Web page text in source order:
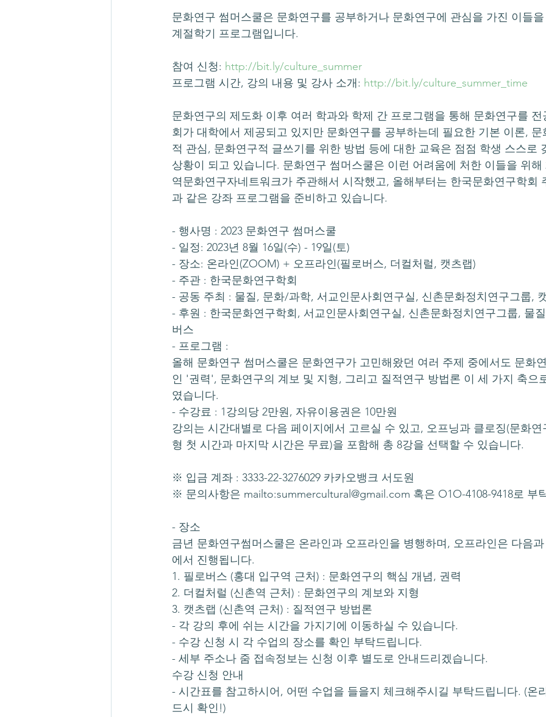
문화연구 썸머스쿨은 문화연구를 공부하거나 문화연구에 관심을 가진 이들
계절학기 프로그램입니다.
참여 신청: http://bit.ly/culture_summer
프로그램 시간, 강의 내용 및 강사 소개: http://bit.ly/culture_summer_time
문화연구의 제도화 이후 여러 학과와 학제 간 프로그램을 통해 문화연구를 전
회가 대학에서 제공되고 있지만 문화연구를 공부하는데 필요한 기본 이론, 문
적 관심, 문화연구적 글쓰기를 위한 방법 등에 대한 교육은 점점 학생 스스로
상황이 되고 있습니다. 문화연구 썸머스쿨은 이런 어려움에 처한 이들을 위해
역문화연구자네트워크가 주관해서 시작했고, 올해부터는 한국문화연구학회
과 같은 강좌 프로그램을 준비하고 있습니다.
- 행사명 : 2023 문화연구 썸머스쿨
- 일정: 2023년 8월 16일(수) - 19일(토)
- 장소: 온라인(ZOOM) + 오프라인(필로버스, 더컬처럴, 캣츠랩)
- 주관 : 한국문화연구학회
- 공동 주최 : 물질, 문화/과학, 서교인문사회연구실, 신촌문화정치연구그룹,
- 후원 : 한국문화연구학회, 서교인문사회연구실, 신촌문화정치연구그룹, 물
버스
- 프로그램 :
올해 문화연구 썸머스쿨은 문화연구가 고민해왔던 여러 주제 중에서도 문화
인 '권력', 문화연구의 계보 및 지형, 그리고 질적연구 방법론 이 세 가지 축으
였습니다.
- 수강료 : 1강의당 2만원, 자유이용권은 10만원
강의는 시간대별로 다음 페이지에서 고르실 수 있고, 오프닝과 클로징(문화연
형 첫 시간과 마지막 시간은 무료)을 포함해 총 8강을 선택할 수 있습니다.
※ 입금 계좌 : 3333-22-3276029 카카오뱅크 서도원
※ 문의사항은 mailto:summercultural@gmail.com 혹은 O1O-4108-9418로 부
- 장소
금년 문화연구썸머스쿨은 온라인과 오프라인을 병행하며, 오프라인은 다음
에서 진행됩니다.
1. 필로버스 (홍대 입구역 근처) : 문화연구의 핵심 개념, 권력
2. 더컬처럴 (신촌역 근처) : 문화연구의 계보와 지형
3. 캣츠랩 (신촌역 근처) : 질적연구 방법론
- 각 강의 후에 쉬는 시간을 가지기에 이동하실 수 있습니다.
- 수강 신청 시 각 수업의 장소를 확인 부탁드립니다.
- 세부 주소나 줌 접속정보는 신청 이후 별도로 안내드리겠습니다.
수강 신청 안내
- 시간표를 참고하시어, 어떤 수업을 들을지 체크해주시길 부탁드립니다. (온
드시 확인!)